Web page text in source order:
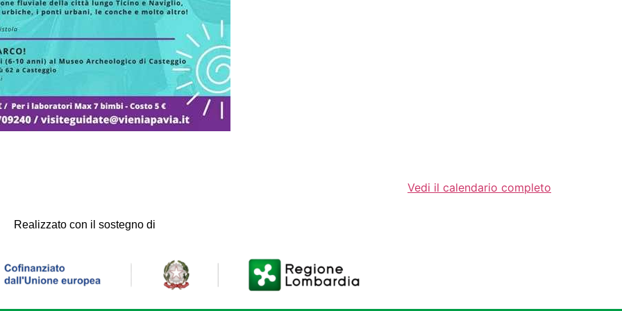
Vedi il calendario completo
Realizzato con il sostegno di